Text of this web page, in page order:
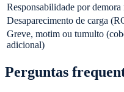
Responsabilidade por demora
Desaparecimento de carga
Greve, motim ou tumulto
adicional)
Perguntas